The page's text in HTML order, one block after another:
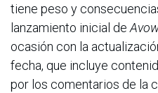
tiene peso y
lanzamiento inicial de
ocasión con la
fecha, que incluye
por los comentarios de la